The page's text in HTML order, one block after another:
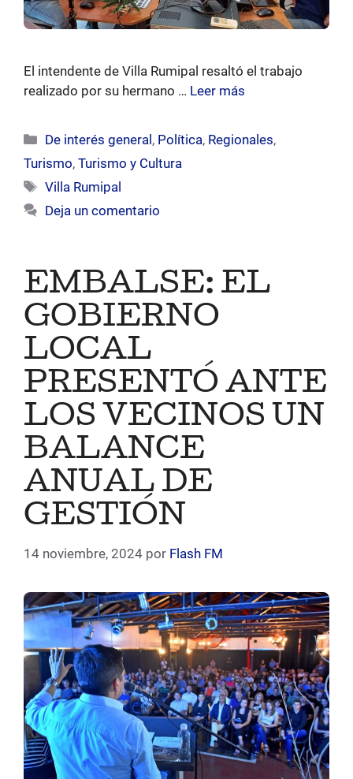
El intendente de Villa Rumipal resaltó el trabajo
realizado por su hermano … Leer más
Categorías
De interés general , Política, Regionales,
Turismo, Turismo y Cultura
Etiquetas
Villa Rumipal
Deja un comentario
EMBALSE: EL
GOBIERNO
LOCAL
PRESENTÓ ANTE
LOS VECINOS UN
BALANCE
ANUAL DE
GESTIÓN
14 noviembre, 2024 por Flash FM